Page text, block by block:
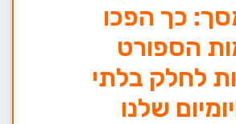
כך הפכו
הספורט
לחלק בלתי
שלנו